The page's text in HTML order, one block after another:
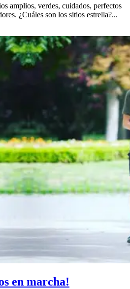
amplios, verdes, cuidados, perfectos
¿Cuáles son los sitios estrella?...
en marcha!